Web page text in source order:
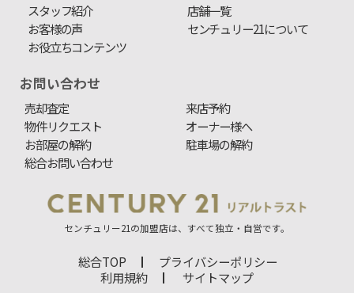
スタッフ紹介
店舗一覧
お客様の声
センチュリー21について
お役立ちコンテンツ
お問い合わせ
売却査定
来店予約
物件リクエスト
オーナー様へ
お部屋の解約
駐車場の解約
総合お問い合わせ
センチュリー21の加盟店は、すべて独立・自営です。
総合TOP
プライバシーポリシー
利用規約
サイトマップ